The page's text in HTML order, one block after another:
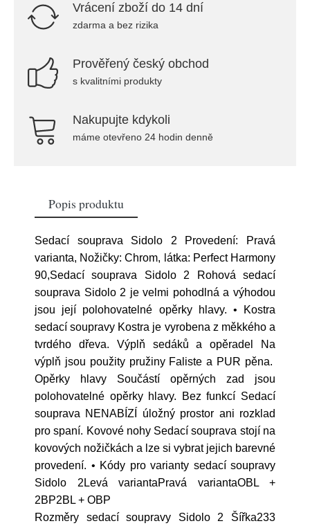
Vrácení zboží do 14 dní
zdarma a bez rizika
Prověřený český obchod
s kvalitními produkty
Nakupujte kdykoli
máme otevřeno 24 hodin denně
Popis produktu
Sedací souprava Sidolo 2 Provedení: Pravá
varianta, Nožičky: Chrom, látka: Perfect Harmony
90,Sedací souprava Sidolo 2 Rohová sedací
souprava Sidolo 2 je velmi pohodlná a výhodou
jsou její polohovatelné opěrky hlavy. • Kostra
sedací soupravy Kostra je vyrobena z měkkého a
tvrdého dřeva. Výplň sedáků a opěradel Na
výplň jsou použity pružiny Faliste a PUR pěna.
Opěrky hlavy Součástí opěrných zad jsou
polohovatelné opěrky hlavy. Bez funkcí Sedací
souprava NENABÍZÍ úložný prostor ani rozklad
pro spaní. Kovové nohy Sedací souprava stojí na
kovových nožičkách a lze si vybrat jejich barevné
provedení. • Kódy pro varianty sedací soupravy
Sidolo 2Levá variantaPravá variantaOBL +
2BP2BL + OBP
Rozměry sedací soupravy Sidolo 2 Šířka233